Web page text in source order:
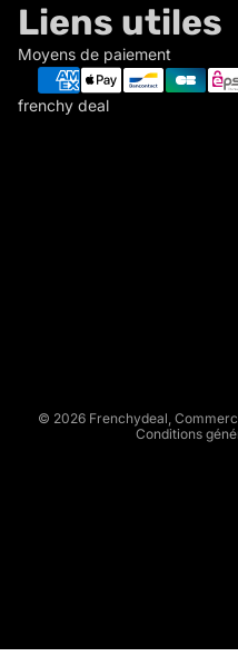
Liens utiles
Moyens de paiement
frenchy deal
© 2026 Frenchydeal,
Conditions